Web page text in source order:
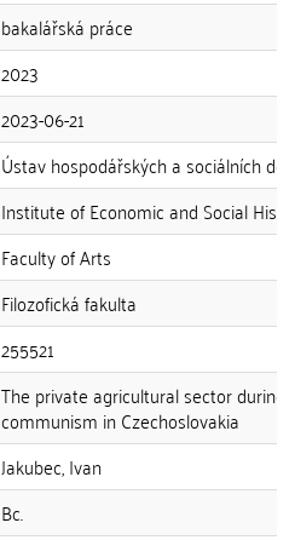
bakalářská práce
2023
2023-06-21
Ústav hospodářských a sociálních
Institute of Economic and Social
Faculty of Arts
Filozofická fakulta
255521
The private agricultural sector during
communism in Czechoslovakia
Jakubec, Ivan
Bc.